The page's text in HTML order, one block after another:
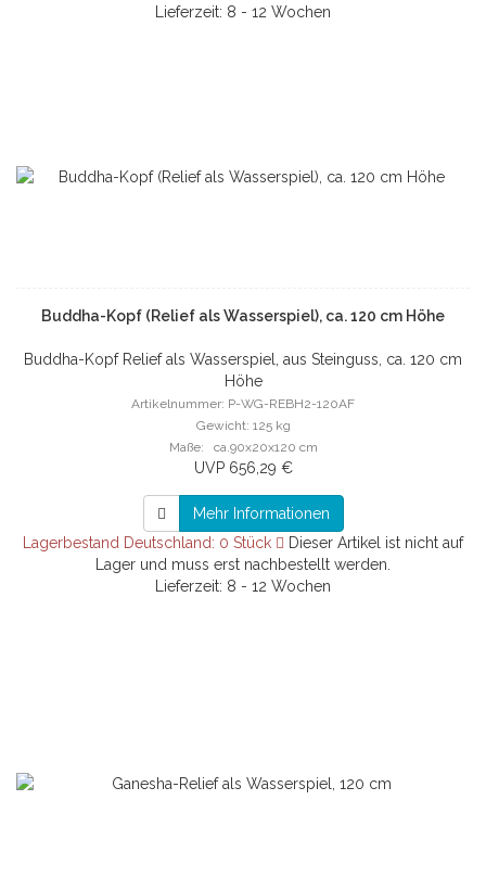
Lieferzeit: 8 - 12 Wochen
Buddha-Kopf (Relief als Wasserspiel), ca. 120 cm Höhe
Buddha-Kopf Relief als Wasserspiel, aus Steinguss, ca. 120 cm
Höhe
Artikelnummer: P-WG-REBH2-120AF
Gewicht: 125 kg
Maße: ca.90x20x120 cm
UVP 656,29 €
Mehr Informationen
Lagerbestand Deutschland: 0 Stück
Dieser Artikel ist nicht auf
Lager und muss erst nachbestellt werden.
Lieferzeit: 8 - 12 Wochen